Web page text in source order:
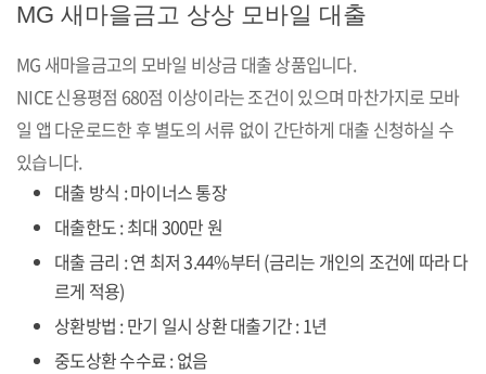
MG 새마을금고 상상 모바일 대출
MG 새마을금고의 모바일 비상금 대출 상품입니다.
NICE 신용평점 680점 이상이라는 조건이 있으며 마찬가지로 모바
일 앱 다운로드한 후 별도의 서류 없이 간단하게 대출 신청하실 수
있습니다.
대출 방식 : 마이너스 통장
대출한도 : 최대 300만 원
대출 금리 : 연 최저 3.44%부터 (금리는 개인의 조건에 따라 다
르게 적용)
상환방법 : 만기 일시 상환 대출기간 : 1년
중도상환 수수료 : 없음